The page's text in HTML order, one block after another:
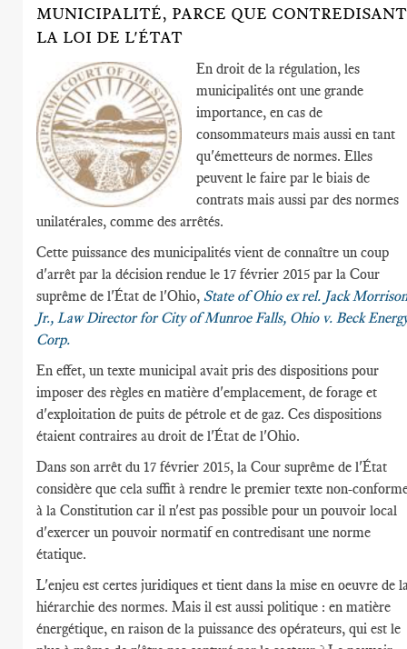
MUNICIPALITÉ, PARCE QUE CONTREDISANT
LA LOI DE L'ÉTAT
En droit de la régulation, les
municipalités ont une grande
importance, en cas de
consommateurs mais aussi en tant
qu'émetteurs de normes. Elles
peuvent le faire par le biais de
contrats mais aussi par des normes
unilatérales, comme des arrêtés.
Cette puissance des municipalités vient de connaître un coup
d'arrêt par la décision rendue le 17 février 2015 par la Cour
suprême de l'État de l'Ohio, State of Ohio ex rel. Jack Morrison
Jr., Law Director for City of Munroe Falls, Ohio v. Beck
Corp.
En effet, un texte municipal avait pris des dispositions pour
imposer des règles en matière d'emplacement, de forage et
d'exploitation de puits de pétrole et de gaz. Ces dispositions
étaient contraires au droit de l'État de l'Ohio.
Dans son arrêt du 17 février 2015, la Cour suprême de l'État
considère que cela suffit à rendre le premier texte non-
à la Constitution car il n'est pas possible pour un pouvoir local
d'exercer un pouvoir normatif en contredisant une norme
étatique.
L'enjeu est certes juridiques et tient dans la mise en oeuvre de
hiérarchie des normes. Mais il est aussi politique : en matière
énergétique, en raison de la puissance des opérateurs, qui est le